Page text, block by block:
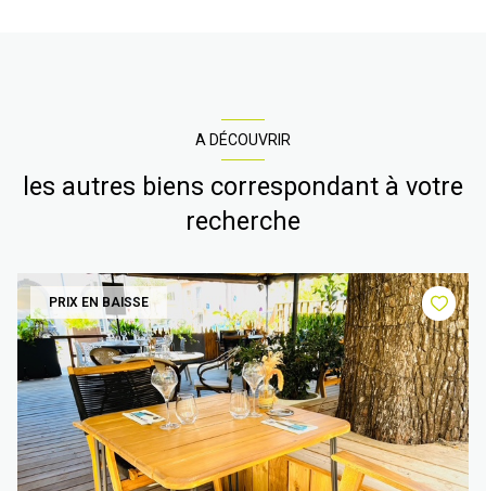
A DÉCOUVRIR
les autres biens correspondant à votre
recherche
PRIX EN BAISSE